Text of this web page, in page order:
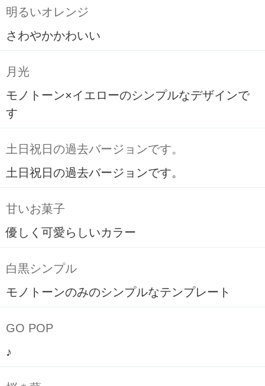
明るいオレンジ
さわやかかわいい
月光
モノトーン×イエローのシンプルなデザインで
す
土日祝日の過去バージョンです。
土日祝日の過去バージョンです。
甘いお菓子
優しく可愛らしいカラー
白黒シンプル
モノトーンのみのシンプルなテンプレート
GO POP
♪